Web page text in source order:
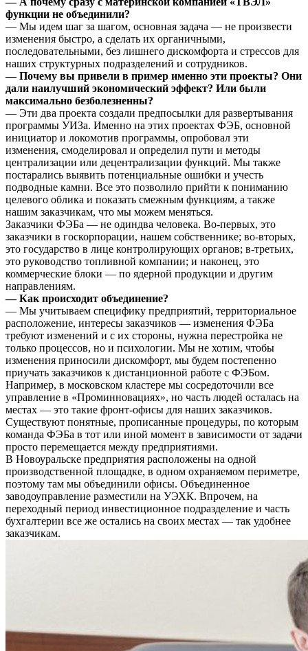
функции не объединили?
— Мы идем шаг за шагом, основная задача — не произвести
изменения быстро, а сделать их органичными,
последовательными, без лишнего дискомфорта и стрессов для
наших структурных подразделений и сотрудников.
— Почему вы привели в пример именно эти проекты? Они
дали наилучший экономический эффект? Или были
максимально безболезненны?
— Эти два проекта создали предпосылки для развертывания
программы УИЗа. Именно на этих проектах ФЭБ, основной
инициатор и локомотив программы, опробовал эти
изменения, смоделировал и определил пути и методы
централизации или децентрализации функций. Мы также
постарались выявить потенциальные ошибки и учесть
подводные камни. Все это позволило прийти к пониманию
целевого облика и показать смежным функциям, а также
нашим заказчикам, что мы можем меняться.
Заказчики ФЭБа — не одиндва человека. Во-первых, это
заказчики в госкорпорации, нашем собственнике; во-вторых,
это государство в лице контролирующих органов; в-третьих,
это руководство топливной компании; и наконец, это
коммерческие блоки — по ядерной продукции и другим
направлениям.
— Как происходит объединение?
— Мы учитываем специфику предприятий, территориальное
расположение, интересы заказчиков — изменения ФЭБа
требуют изменений и с их стороны, нужна перестройка не
только процессов, но и психологии. Мы не хотим, чтобы
изменения приносили дискомфорт, мы будем постепенно
приучать заказчиков к дистанционной работе с ФЭБом.
Например, в московском кластере мы сосредоточили все
управление в «Проминновациях», но часть людей осталась на
местах — это такие фронт-офисы для наших заказчиков.
Существуют понятные, прописанные процедуры, по которым
команда ФЭБа в тот или иной момент в зависимости от задачи
просто перемещается между предприятиями.
В Новоуральске предприятия расположены на одной
производственной площадке, в одном охраняемом периметре,
поэтому там мы объединили офисы. Объединенное
заводоуправление разместили на УЭХК. Впрочем, на
переходный период инвестиционное подразделение и часть
бухгалтерии все же остались на своих местах — так удобнее
заказчикам.